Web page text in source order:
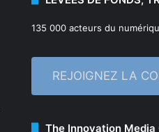
135 000 acteurs du
REJOIGNEZ LA
The Innovation Media